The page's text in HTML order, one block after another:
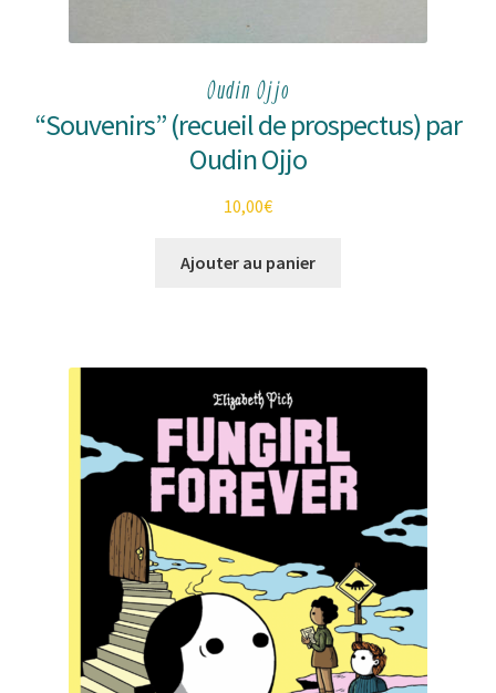
Oudin Ojjo
“Souvenirs” (recueil de prospectus) par
Oudin Ojjo
10,00€
Ajouter au panier